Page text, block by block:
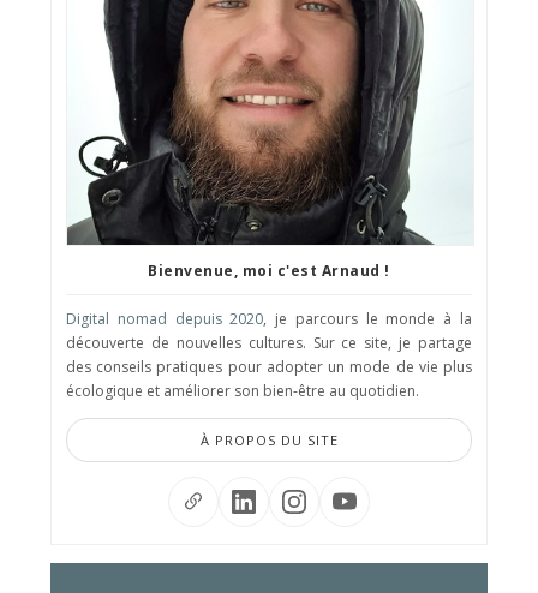
Bienvenue, moi c'est Arnaud !
Digital nomad depuis 2020, je parcours le monde à la
découverte de nouvelles cultures. Sur ce site, je partage
des conseils pratiques pour adopter un mode de vie plus
écologique et améliorer son bien-être au quotidien.
À PROPOS DU SITE